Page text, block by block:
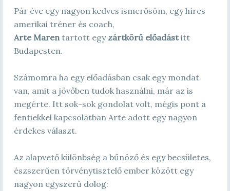
Pár éve egy nagyon kedves ismerősöm, egy híres
amerikai tréner és coach,
Arte Marentartott egy zártkörű előadástitt
Budapesten.
Számomra ha egy előadásban csak egy mondat
van, amit a jövőben tudok használni, már az is
megérte. Itt sok-sok gondolat volt, mégis pont a
fentiekkel kapcsolatban Arte adott egy nagyon
érdekes választ.
Az alapvető különbség a bűnöző és egy becsületes,
észszerűen törvénytisztelő ember között egy
nagyon egyszerű dolog: